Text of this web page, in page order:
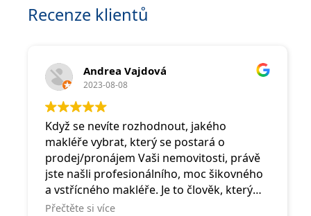
Recenze klientů
Andrea Vajdová
2023-08-08
Když se nevíte rozhodnout, jakého
makléře vybrat, který se postará o
prodej/pronájem Vaši nemovitosti, právě
jste našli profesionálního, moc šikovného
a vstřícného makléře. Je to člověk, který
Vám vždy pomůže, zvedne telefon a
Přečtěte si více